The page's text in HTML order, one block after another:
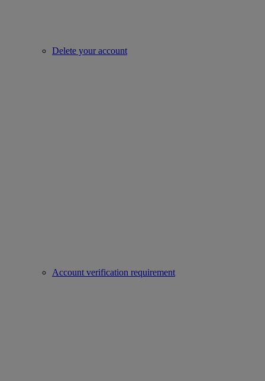
Delete your account
Account verification requirement